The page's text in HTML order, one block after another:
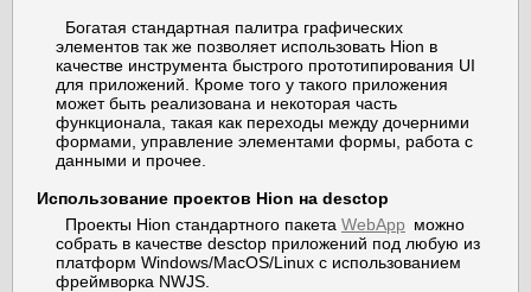
Богатая стандартная палитра графических
элементов так же позволяет использовать Hion в
качестве инструмента быстрого прототипирования UI
для приложений. Кроме того у такого приложения
может быть реализована и некоторая часть
функционала, такая как переходы между дочерними
формами, управление элементами формы, работа с
данными и прочее.
Использование проектов Hion на desctop
Проекты Hion стандартного пакета WebApp можно
собрать в качестве desctop приложений под любую из
платформ Windows/MacOS/Linux с использованием
фреймворка NWJS.